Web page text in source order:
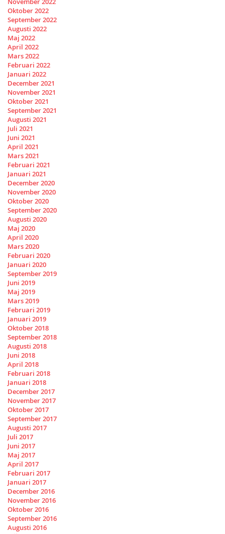
Oktober 2022
September 2022
Augusti 2022
Maj 2022
April 2022
Mars 2022
Februari 2022
Januari 2022
December 2021
November 2021
Oktober 2021
September 2021
Augusti 2021
Juli 2021
Juni 2021
April 2021
Mars 2021
Februari 2021
Januari 2021
December 2020
November 2020
Oktober 2020
September 2020
Augusti 2020
Maj 2020
April 2020
Mars 2020
Februari 2020
Januari 2020
September 2019
Juni 2019
Maj 2019
Mars 2019
Februari 2019
Januari 2019
Oktober 2018
September 2018
Augusti 2018
Juni 2018
April 2018
Februari 2018
Januari 2018
December 2017
November 2017
Oktober 2017
September 2017
Augusti 2017
Juli 2017
Juni 2017
Maj 2017
April 2017
Februari 2017
Januari 2017
December 2016
November 2016
Oktober 2016
September 2016
Augusti 2016